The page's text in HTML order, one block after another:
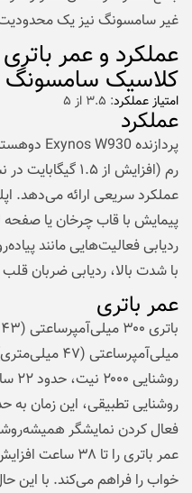
غیر سامسونگ نیز یک
کلاسیک سامسونگ
امتیاز عملکرد: ۳.۵ از ۵
عملکرد
عملکرد سریعی ارائه می‌دهد.
پیمایش با قاب چرخان یا
ردیابی فعالیت‌هایی مانند
با شدت بالا، ردیابی ضربان
عمر باتری
فعال کردن نمایشگر
عمر باتری را تا
خواب را فراهم می‌کند. با این